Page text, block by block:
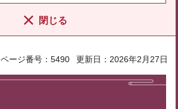
閉じる
ページ番号：5490 更新日：2026年2月27日